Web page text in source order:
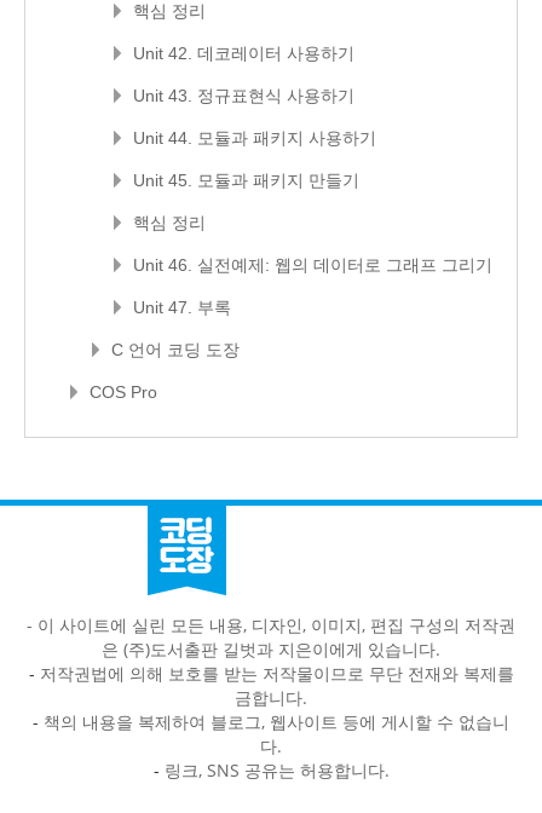
핵심 정리
Unit 42. 데코레이터 사용하기
Unit 43. 정규표현식 사용하기
Unit 44. 모듈과 패키지 사용하기
Unit 45. 모듈과 패키지 만들기
핵심 정리
Unit 46. 실전예제: 웹의 데이터로 그래프 그리기
Unit 47. 부록
C 언어 코딩 도장
COS Pro
- 이 사이트에 실린 모든 내용, 디자인, 이미지, 편집 구성의 저작권
은 (주)도서출판 길벗과 지은이에게 있습니다.
- 저작권법에 의해 보호를 받는 저작물이므로 무단 전재와 복제를
금합니다.
- 책의 내용을 복제하여 블로그, 웹사이트 등에 게시할 수 없습니
다.
- 링크, SNS 공유는 허용합니다.